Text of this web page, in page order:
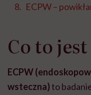
ECPW –
Co to jest
ECPW
wsteczna)to